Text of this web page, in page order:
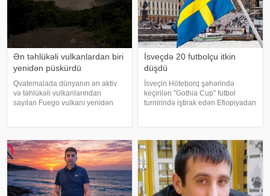
Ən təhlükəli vulkanlardan biri
yenidən püskürdü
Qvatemalada dünyanın ən aktiv
və təhlükəli vulkanlarından
sayılan Fuego vulkanı yenidən
elan olunub, vulkanın yaxınlığında
yaşayan sakinləri
İsveçdə 20 futbolçu itkin
düşdü
İsveçin Höteborq şəhərində
keçirilən "Gothia Cup" futbol
turnirində iştirak edən Efiopiyadan
istinadən xəbər verir ki, poli